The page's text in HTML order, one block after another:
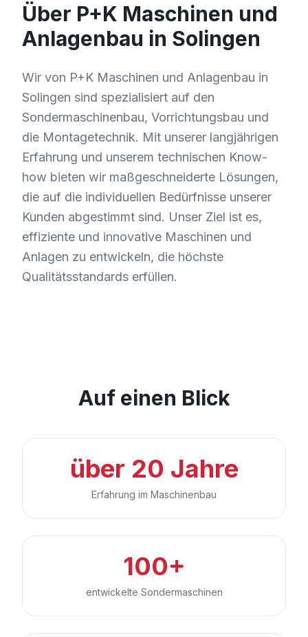
Über P+K Maschinen und
Anlagenbau in Solingen
Wir von P+K Maschinen und Anlagenbau in
Solingen sind spezialisiert auf den
Sondermaschinenbau, Vorrichtungsbau und
die Montagetechnik. Mit unserer langjährigen
Erfahrung und unserem technischen Know-
how bieten wir maßgeschneiderte Lösungen,
die auf die individuellen Bedürfnisse unserer
Kunden abgestimmt sind. Unser Ziel ist es,
effiziente und innovative Maschinen und
Anlagen zu entwickeln, die höchste
Qualitätsstandards erfüllen.
Auf einen Blick
über 20 Jahre
Erfahrung im Maschinenbau
100+
entwickelte Sondermaschinen